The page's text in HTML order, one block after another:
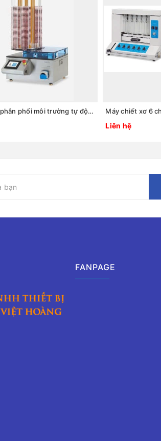
Thiết bị phân phối môi trường tự động cho đĩa petri. Model: CAR-MP-280/90 Máy chiết xơ 6
Liên hệ
FANPAGE